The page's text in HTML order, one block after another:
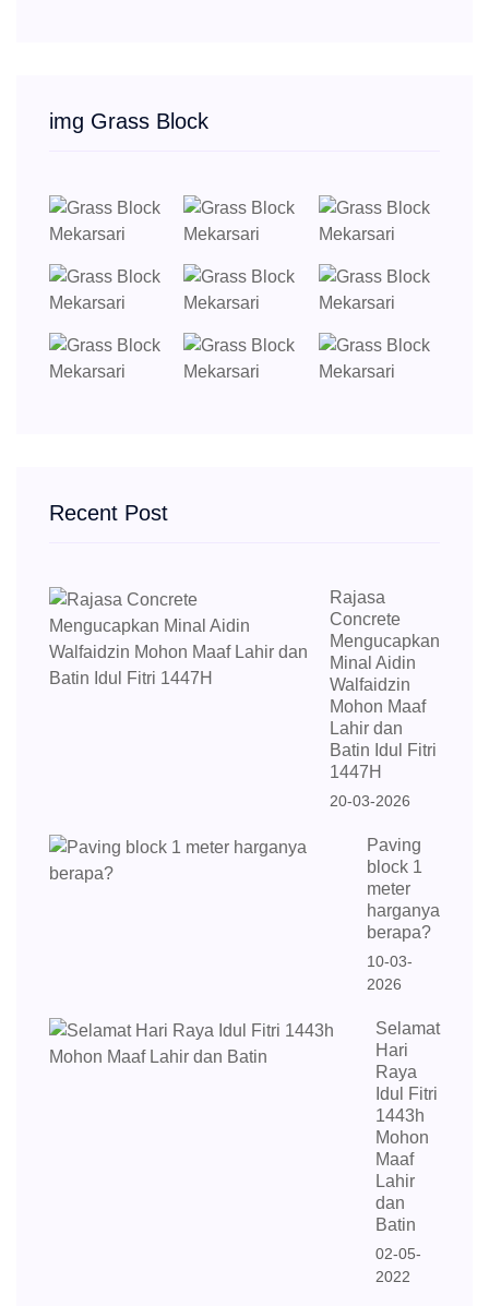
img Grass Block
Recent Post
Rajasa
Concrete
Mengucapkan
Minal Aidin
Walfaidzin
Mohon Maaf
Lahir dan
Batin Idul Fitri
1447H
20-03-2026
Paving
block 1
meter
harganya
berapa?
10-03-
2026
Selamat
Hari
Raya
Idul Fitri
1443h
Mohon
Maaf
Lahir
dan
Batin
02-05-
2022